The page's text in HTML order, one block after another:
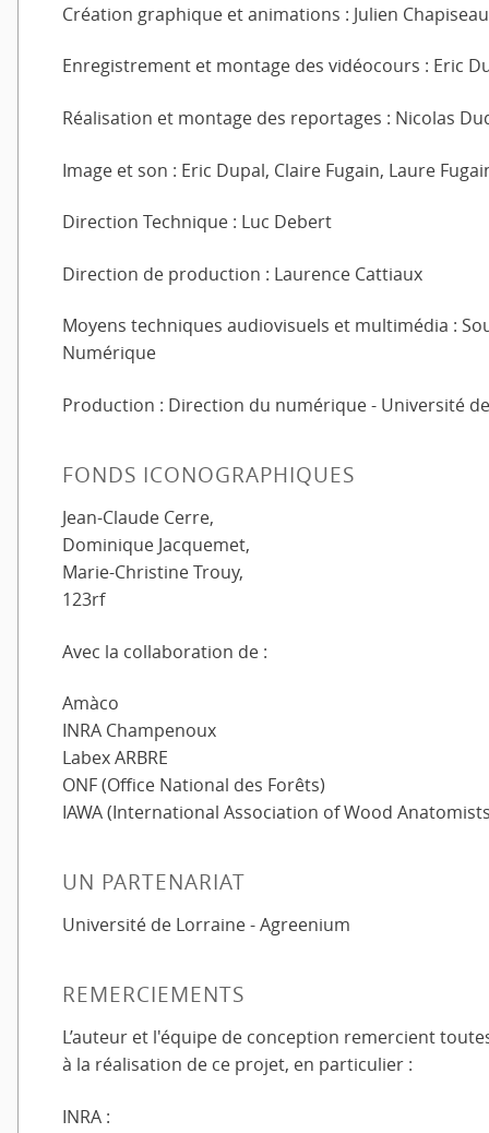
Création graphique et animations : Julien Chapiseau
Enregistrement et montage des vidéocours : Eric
Réalisation et montage des reportages : Nicolas
Image et son : Eric Dupal, Claire Fugain, Laure
Direction Technique : Luc Debert
Direction de production : Laurence Cattiaux
Moyens techniques audiovisuels et multimédia :
Numérique
Production : Direction du numérique - Université
FONDS ICONOGRAPHIQUES
Jean-Claude Cerre,
Dominique Jacquemet,
Marie-Christine Trouy,
123rf
Avec la collaboration de :
Amàco
INRA Champenoux
Labex ARBRE
ONF (Office National des Forêts)
IAWA (International Association of Wood
UN PARTENARIAT
Université de Lorraine - Agreenium
REMERCIEMENTS
L’auteur et l'équipe de conception remercient
à la réalisation de ce projet, en particulier :
INRA :